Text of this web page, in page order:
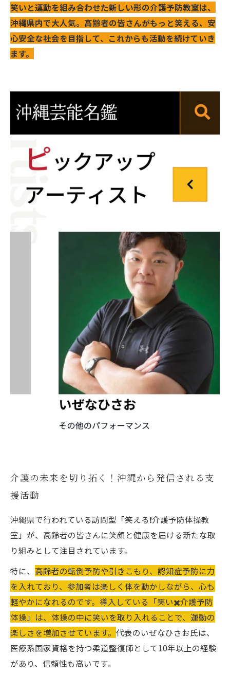
笑いと運動を組み合わせた新しい形の介護予防教室は、
沖縄県内で大人気。高齢者の皆さんがもっと笑える、安
心安全な社会を目指して、これからも活動を続けていき
ます。
介護の未来を切り拓く！沖縄から発信される支
援活動
沖縄県で行われている訪問型「笑える❗️介護予防体操教
室」が、高齢者の皆さんに笑顔と健康を届ける新たな取
り組みとして注目されています。
特に、 高齢者の転倒予防や引きこもり、認知症予防に力
を入れており、参加者は楽しく体を動かしながら、心も
軽やかになれるのです。導入している「笑い✖️介護予防
体操」は、体操の中に笑いを取り入れることで、運動の
楽しさを増加させています。 代表のいぜなひさお氏は、
医療系国家資格を持つ柔道整復師として10年以上の経験
があり、信頼性も高いです。